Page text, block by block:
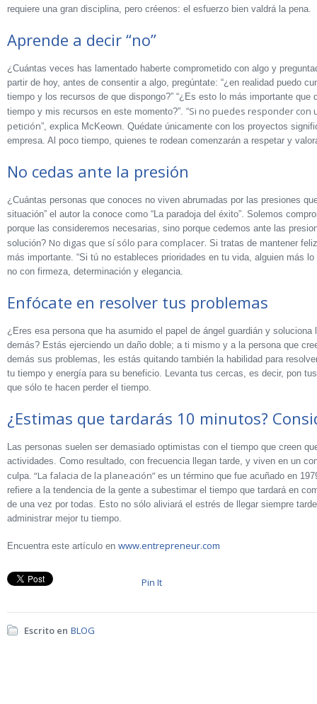
requiere una gran disciplina, pero créenos: el esfuerzo bien valdrá la pena.
Aprende a decir “no”
¿Cuántas veces has lamentado haberte comprometido con algo y
partir de hoy, antes de consentir a algo, pregúntate: “¿en realidad puedo
tiempo y los recursos de que dispongo?” “¿Es esto lo más importante que
tiempo y mis recursos en este momento?”. “Si no puedes responder con
petición”, explica McKeown. Quédate únicamente con los proyectos
empresa. Al poco tiempo, quienes te rodean comenzarán a respetar y
No cedas ante la presión
¿Cuántas personas que conoces no viven abrumadas por las presiones
situación” el autor la conoce como “La paradoja del éxito”. Solemos
porque las consideremos necesarias, sino porque cedemos ante las
solución? No digas que sí sólo para complacer. Si tratas de mantener
más importante. “Si tú no estableces prioridades en tu vida, alguien más
no con firmeza, determinación y elegancia.
Enfócate en resolver tus problemas
¿Eres esa persona que ha asumido el papel de ángel guardián y
demás? Estás ejerciendo un daño doble; a ti mismo y a la persona que
demás sus problemas, les estás quitando también la habilidad para
tu tiempo y energía para su beneficio. Levanta tus cercas, es decir, pon
que sólo te hacen perder el tiempo.
¿Estimas que tardarás 10 minutos?
Las personas suelen ser demasiado optimistas con el tiempo que creen
actividades. Como resultado, con frecuencia llegan tarde, y viven en un
culpa. “La falacia de la planeación” es un término que fue acuñado en
refiere a la tendencia de la gente a subestimar el tiempo que tardará en
de una vez por todas. Esto no sólo aliviará el estrés de llegar siempre
administrar mejor tu tiempo.
Encuentra este artículo en www.entrepreneur.com
Pin It
Escrito en BLOG